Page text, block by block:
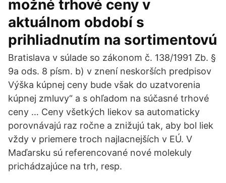
možné trhové ceny v
aktuálnom období s
prihliadnutím na sortimentovú
Bratislava v súlade so zákonom č. 138/1991 Zb. §
9a ods. 8 písm. b) v znení neskorších predpisov
Výška kúpnej ceny bude však do uzatvorenia
kúpnej zmluvy“ a s ohľadom na súčasné trhové
ceny … Ceny všetkých liekov sa automaticky
porovnávajú raz ročne a znižujú tak, aby bol liek
vždy v priemere troch najlacnejších v EÚ. V
Maďarsku sú referencované nové molekuly
prichádzajúce na trh, resp.